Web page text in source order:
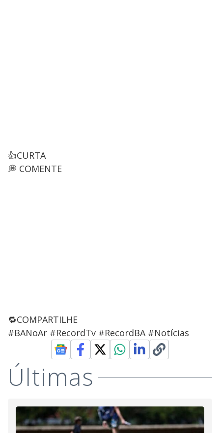
👍CURTA
💭 COMENTE
🔁COMPARTILHE
#BANoAr #RecordTv #RecordBA #Notícias
Últimas